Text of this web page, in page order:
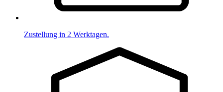
Zustellung in 2 Werktagen.